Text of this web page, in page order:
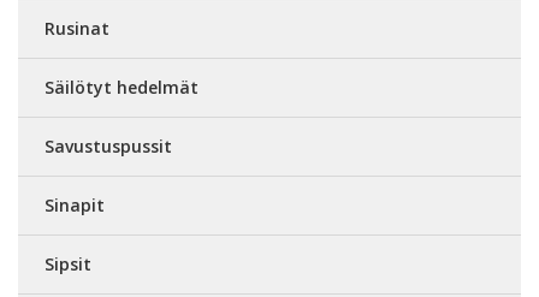
Rusinat
Säilötyt hedelmät
Savustuspussit
Sinapit
Sipsit